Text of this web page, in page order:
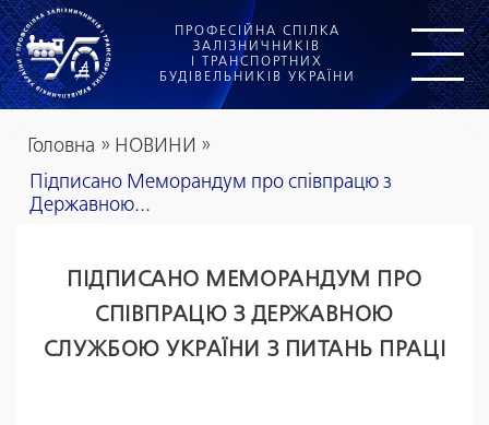
ПРОФЕСІЙНА СПІЛКА
ЗАЛІЗНИЧНИКІВ
І ТРАНСПОРТНИХ
БУДІВЕЛЬНИКІВ УКРАЇНИ
Головна » НОВИНИ »
Підписано Меморандум про співпрацю з
Державною...
ПІДПИСАНО МЕМОРАНДУМ ПРО
СПІВПРАЦЮ З ДЕРЖАВНОЮ
СЛУЖБОЮ УКРАЇНИ З ПИТАНЬ ПРАЦІ